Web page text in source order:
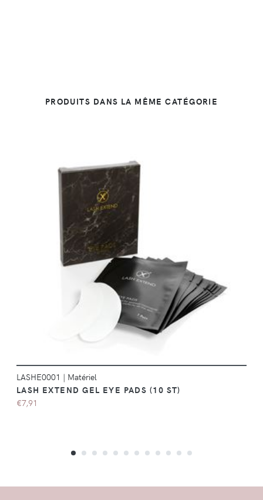
PRODUITS DANS LA MÊME CATÉGORIE
DÉTAILS
LASHE0001 | Matériel
LASH EXTEND GEL EYE PADS (10 ST)
€7,91